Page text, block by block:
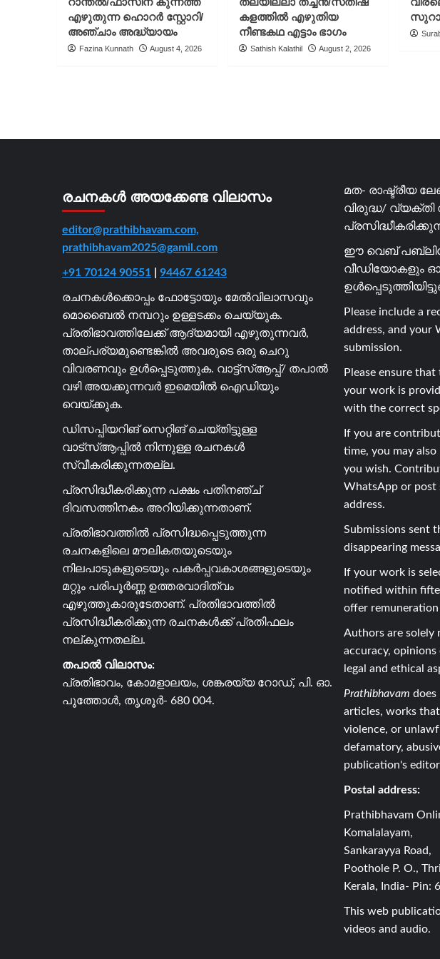
ദീപ
നിശാന്ത്
ഒരു
സ്‌കൂൾ/
കളത്തിൽ
എഴുതുന്ന ഹൊറർ സ്റ്റോറി/
അഞ്ചാം അദ്ധ്യായം
Fazina Kunnath August 4, 2026
കളത്തിൽ എഴുതിയ
നീണ്ടകഥ എട്ടാം ഭാഗം
Sathish Kalathil August 2, 2026
രചനകൾ അയക്കേണ്ട വിലാസം
editor@prathibhavam.com,
prathibhavam2025@gamil.com
+91 70124 90551 94467 61243
രചനകൾക്കൊപ്പം ഫോട്ടോയും മേൽവിലാസവും
മൊബൈൽ നമ്പറും ഉള്ളടക്കം ചെയ്യുക.
പ്രതിഭാവത്തിലേക്ക് ആദ്യമായി എഴുതുന്നവർ,
താല്പര്യമുണ്ടെങ്കിൽ അവരുടെ ഒരു ചെറു
വിവരണവും ഉൾപ്പെടുത്തുക. വാട്ട്സ്ആപ്പ്/ തപാൽ
വഴി അയക്കുന്നവർ ഇമെയിൽ ഐഡിയും
വെയ്ക്കുക.
ഡിസപ്പിയറിങ് സെറ്റിങ് ചെയ്തിട്ടുള്ള
വാട്സ്ആപ്പിൽ നിന്നുള്ള രചനകൾ
സ്വീകരിക്കുന്നതല്ല.
പ്രസിദ്ധീകരിക്കുന്ന പക്ഷം പതിനഞ്ച്
ദിവസത്തിനകം അറിയിക്കുന്നതാണ്.
പ്രതിഭാവത്തിൽ പ്രസിദ്ധപ്പെടുത്തുന്ന
രചനകളിലെ മൗലികതയുടെയും
നിലപാടുകളുടെയും പകർപ്പവകാശങ്ങളുടെയും
മറ്റും പരിപൂർണ്ണ ഉത്തരവാദിത്വം
എഴുത്തുകാരുടേതാണ്. പ്രതിഭാവത്തിൽ
പ്രസിദ്ധീകരിക്കുന്ന രചനകൾക്ക് പ്രതിഫലം
നല്കുന്നതല്ല.
തപാൽ വിലാസം:
പ്രതിഭാവം, കോമളാലയം, ശങ്കരയ്യ റോഡ്, പി. ഓ.
പൂത്തോൾ, തൃശൂർ- 680 004.
മത- രാഷ്ട്രീയ
വിരുദ്ധ/
ഈ വെബ്
വീഡിയോകളും
Please include a
address, and your
submission.
Please ensure
your work is
with the correct
If you are
time, you may
you wish.
WhatsApp or post
address.
Submissions sent
disappearing
If your work is
notified within
offer
Authors are solely
accuracy,
legal and ethical
Prathibhavam does
articles, works
violence, or
defamatory,
publication's
Postal address:
Prathibhavam
Komalalayam,
Sankarayya Road,
Poothole P. O.,
Kerala, India- Pin:
This web
videos and audio.